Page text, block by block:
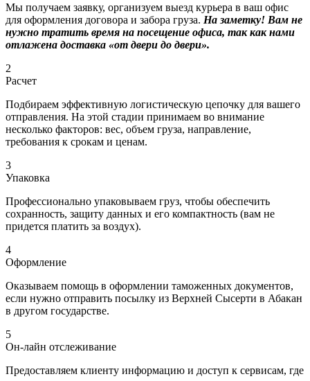
Мы получаем заявку, организуем выезд курьера в ваш офис
для оформления договора и забора груза. На заметку! Вам не
нужно тратить время на посещение офиса, так как нами
отлажена доставка «от двери до двери».
2
Расчет
Подбираем эффективную логистическую цепочку для вашего
отправления. На этой стадии принимаем во внимание
несколько факторов: вес, объем груза, направление,
требования к срокам и ценам.
3
Упаковка
Профессионально упаковываем груз, чтобы обеспечить
сохранность, защиту данных и его компактность (вам не
придется платить за воздух).
4
Оформление
Оказываем помощь в оформлении таможенных документов,
если нужно отправить посылку из Верхней Сысерти в Абакан
в другом государстве.
5
Он-лайн отслеживание
Предоставляем клиенту информацию и доступ к сервисам, где